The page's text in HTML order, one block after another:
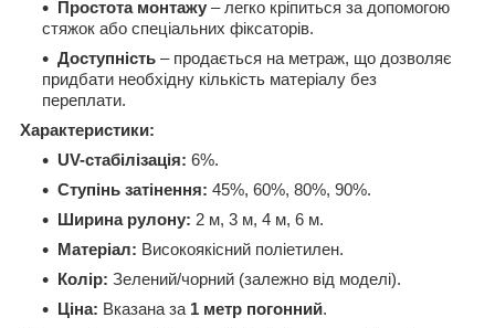
Простота монтажу – легко кріпиться за допомогою
стяжок або спеціальних фіксаторів.
Доступність – продається на метраж, що дозволяє
придбати необхідну кількість матеріалу без
переплати.
Характеристики:
UV-стабілізація: 6%.
Ступінь затінення: 45%, 60%, 80%, 90%.
Ширина рулону: 2 м, 3 м, 4 м, 6 м.
Матеріал: Високоякісний поліетилен.
Колір: Зелений/чорний (залежно від моделі).
Ціна: Вказана за 1 метр погонний.